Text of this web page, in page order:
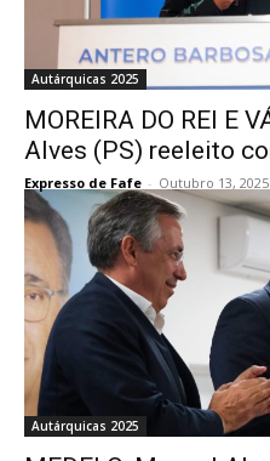
Autárquicas 2025
MOREIRA DO REI E
Alves (PS) reeleito
Expresso de Fafe - Outubro 13, 2025
Autárquicas 2025